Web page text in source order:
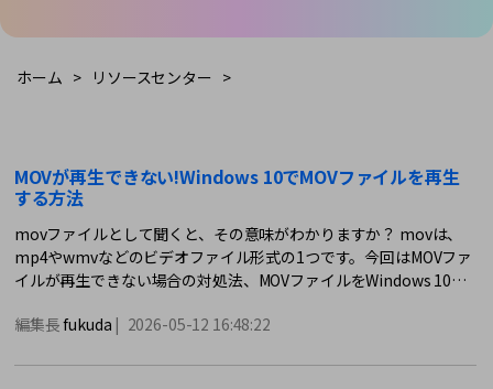
検索
ホーム > リソースセンター >
MOVが再生できない!Windows 10でMOVファイルを再生
する方法
movファイルとして聞くと、その意味がわかりますか？ movは、
mp4やwmvなどのビデオファイル形式の1つです。今回はMOVファ
イルが再生できない場合の対処法、MOVファイルをWindows 10で
編集長fukuda | 2026-05-12 16:48:22